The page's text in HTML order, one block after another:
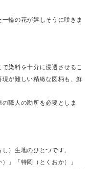
輪の花が嬉しそうに咲きま
染料を十分に浸透させるこ
が難しい精緻な図柄も、鮮
職人の勘所を必要としま
）生地のひとつです。
」「特岡（とくおか）」